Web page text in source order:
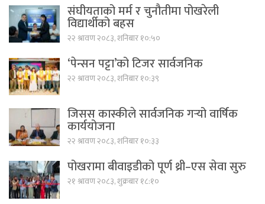
संघीयताको मर्म र चुनौतीमा पोखरेली
विद्यार्थीको बहस
२२ श्रावण २०८३, शनिबार १०:५०
‘पेन्सन पट्टा’को टिजर सार्वजनिक
२२ श्रावण २०८३, शनिबार १०:३९
जिसस कास्कीले सार्वजनिक गर्‍यो वार्षिक
कार्ययोजना
२२ श्रावण २०८३, शनिबार १०:३३
पोखरामा बीवाइडीको पूर्ण थ्री–एस सेवा सुरु
२१ श्रावण २०८३, शुक्रबार १८:१०